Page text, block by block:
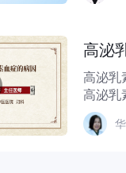
高泌
高泌乳
高泌乳